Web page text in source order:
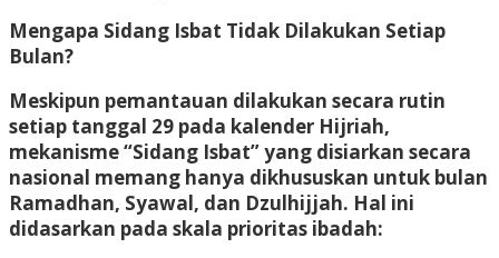
Mengapa Sidang Isbat Tidak Dilakukan Setiap
Bulan?
Meskipun pemantauan dilakukan secara rutin
setiap tanggal 29 pada kalender Hijriah,
mekanisme “Sidang Isbat” yang disiarkan secara
nasional memang hanya dikhususkan untuk bulan
Ramadhan, Syawal, dan Dzulhijjah. Hal ini
didasarkan pada skala prioritas ibadah: